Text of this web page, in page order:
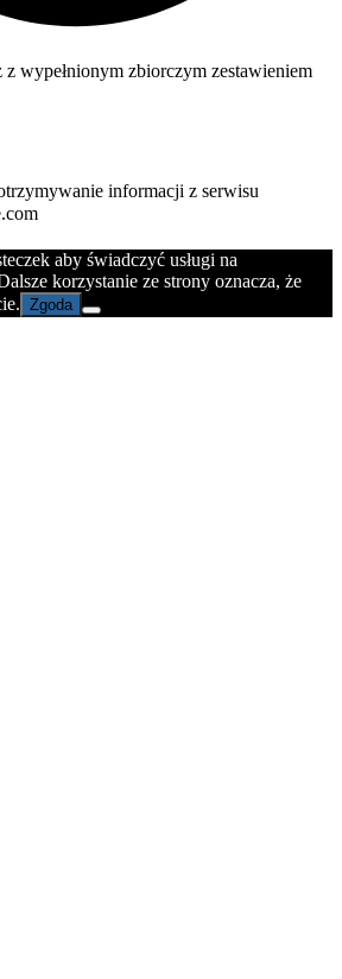
wypełnionym zbiorczym zestawieniem
informacji z serwisu
aby świadczyć usługi na
korzystanie ze strony oznacza, że
Zgoda